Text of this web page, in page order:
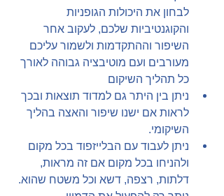
לבחון את היכולות הגופניות
והקוגנטיביות שלכם, לעקוב אחר
השיפור וההתקדמות ולשמור עליכם
מעורבים ועם מוטיבציה גבוהה לאורך
כל תהליך השיקום
ניתן בין היתר גם למדוד תוצאות ובכך
לראות אם ישנו שיפור והאצה בהליך
השיקומי.
ניתן לעבוד עם הבלייזפוד בכל מקום
ולהניחו בכל מקום אם זה מראות,
דלתות, רצפה, דשא וכל משטח שהוא.